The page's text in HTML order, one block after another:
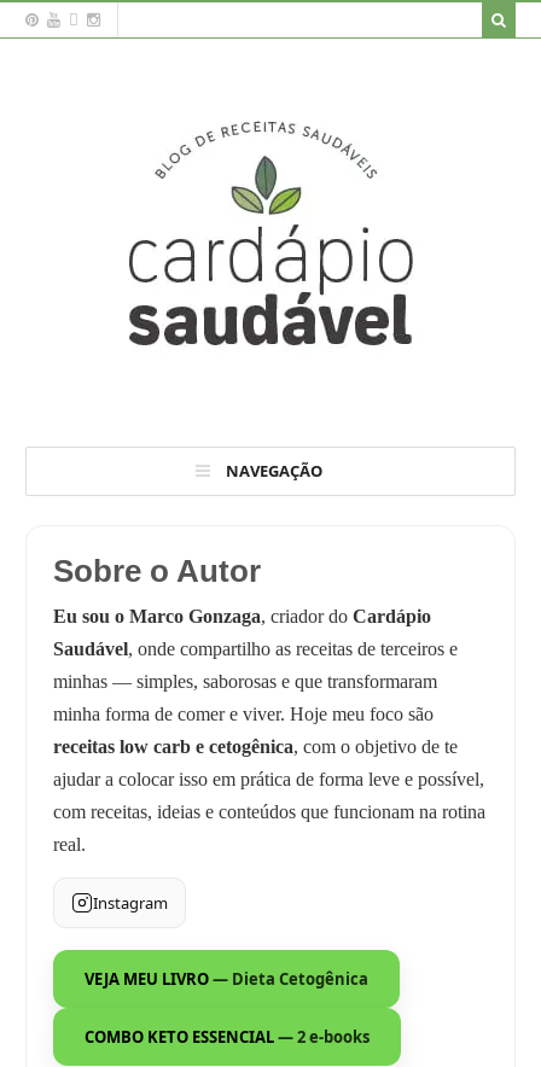
NAVEGAÇÃO
Sobre o Autor
Eu sou o Marco Gonzaga, criador doCardápio
Saudável, onde compartilho as receitas de terceiros e
minhas — simples, saborosas e que transformaram
minha forma de comer e viver. Hoje meu foco são
receitas low carb e cetogênica, com o objetivo de te
ajudar a colocar isso em prática de forma leve e possível,
com receitas, ideias e conteúdos que funcionam na rotina
real.
Instagram
VEJA MEU LIVRO— Dieta Cetogênica
COMBO KETO ESSENCIAL— 2 e-books